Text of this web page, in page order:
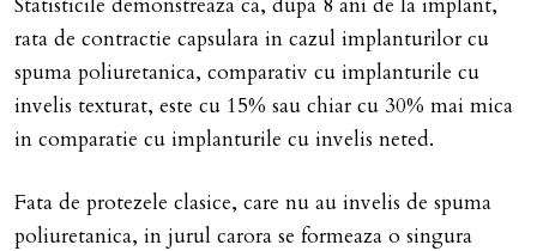
rata de contractie capsulara in cazul implanturilor cu
spuma poliuretanica, comparativ cu implanturile cu
invelis texturat, este cu 15% sau chiar cu 30% mai mica
in comparatie cu implanturile cu invelis neted.
Fata de protezele clasice, care nu au invelis de spuma
poliuretanica, in jurul carora se formeaza o singura